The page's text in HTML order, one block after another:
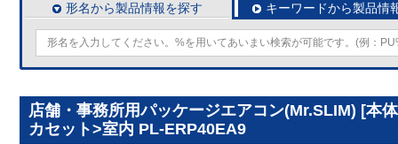
形名から製品情報を探す キーワードから製品情
店舗・事務所用パッケージエアコン(Mr.SLIM) [本
カセット>室内 PL-ERP40EA9